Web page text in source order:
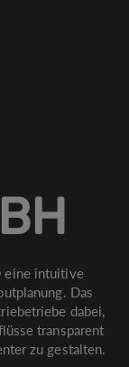
eine intuitive
Das
dabei,
transparent
zu gestalten.